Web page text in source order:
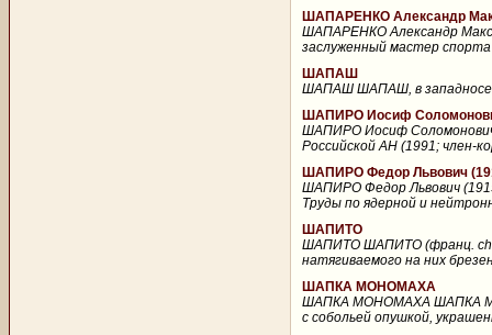
ШАПАРЕНКО Александр
ШАПАРЕНКО Александр
заслуженный мастер
ШАПАШ
ШАПАШ ШАПАШ, в
ШАПИРО Иосиф
ШАПИРО Иосиф Соломонович
Российской АН (1991; член-
ШАПИРО Федор Львович
ШАПИРО Федор Львович
Труды по ядерной и
ШАПИТО
ШАПИТО ШАПИТО (франц.
натягиваемого на них
ШАПКА МОНОМАХА
ШАПКА МОНОМАХА ШАПКА
с собольей опушкой,